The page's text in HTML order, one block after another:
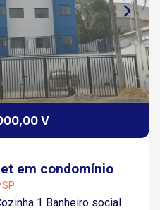
V
em condomínio